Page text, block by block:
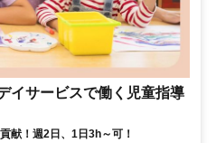
イサービスで働く児童指導
献！週2日、1日3h～可！